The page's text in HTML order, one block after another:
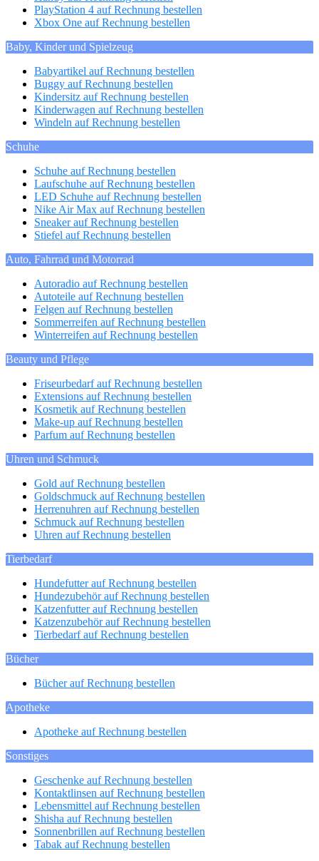
PlayStation 4 auf Rechnung bestellen
Xbox One auf Rechnung bestellen
Baby, Kinder und Spielzeug
Babyartikel auf Rechnung bestellen
Buggy auf Rechnung bestellen
Kindersitz auf Rechnung bestellen
Kinderwagen auf Rechnung bestellen
Windeln auf Rechnung bestellen
Schuhe
Schuhe auf Rechnung bestellen
Laufschuhe auf Rechnung bestellen
LED Schuhe auf Rechnung bestellen
Nike Air Max auf Rechnung bestellen
Sneaker auf Rechnung bestellen
Stiefel auf Rechnung bestellen
Auto, Fahrrad und Motorrad
Autoradio auf Rechnung bestellen
Autoteile auf Rechnung bestellen
Felgen auf Rechnung bestellen
Sommerreifen auf Rechnung bestellen
Winterreifen auf Rechnung bestellen
Beauty und Pflege
Friseurbedarf auf Rechnung bestellen
Extensions auf Rechnung bestellen
Kosmetik auf Rechnung bestellen
Make-up auf Rechnung bestellen
Parfum auf Rechnung bestellen
Uhren und Schmuck
Gold auf Rechnung bestellen
Goldschmuck auf Rechnung bestellen
Herrenuhren auf Rechnung bestellen
Schmuck auf Rechnung bestellen
Uhren auf Rechnung bestellen
Tierbedarf
Hundefutter auf Rechnung bestellen
Hundezubehör auf Rechnung bestellen
Katzenfutter auf Rechnung bestellen
Katzenzubehör auf Rechnung bestellen
Tierbedarf auf Rechnung bestellen
Bücher
Bücher auf Rechnung bestellen
Apotheke
Apotheke auf Rechnung bestellen
Sonstiges
Geschenke auf Rechnung bestellen
Kontaktlinsen auf Rechnung bestellen
Lebensmittel auf Rechnung bestellen
Shisha auf Rechnung bestellen
Sonnenbrillen auf Rechnung bestellen
Tabak auf Rechnung bestellen